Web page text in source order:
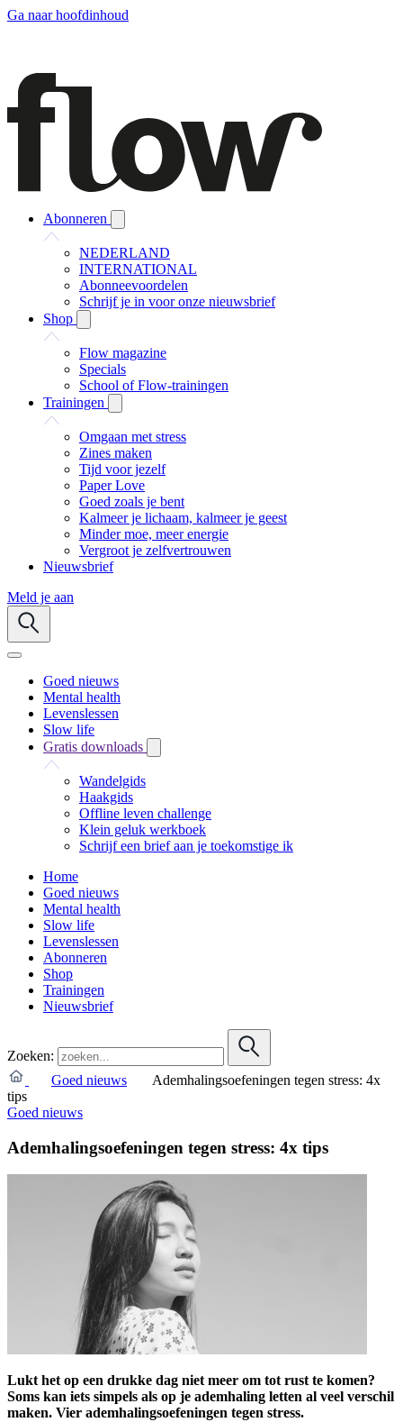
Ga naar hoofdinhoud
Abonneren
NEDERLAND
INTERNATIONAL
Abonneevoordelen
Schrijf je in voor onze nieuwsbrief
Shop
Flow magazine
Specials
School of Flow-trainingen
Trainingen
Omgaan met stress
Zines maken
Tijd voor jezelf
Paper Love
Goed zoals je bent
Kalmeer je lichaam, kalmeer je geest
Minder moe, meer energie
Vergroot je zelfvertrouwen
Nieuwsbrief
Meld je aan
Goed nieuws
Mental health
Levenslessen
Slow life
Gratis downloads
Wandelgids
Haakgids
Offline leven challenge
Klein geluk werkboek
Schrijf een brief aan je toekomstige ik
Home
Goed nieuws
Mental health
Slow life
Levenslessen
Abonneren
Shop
Trainingen
Nieuwsbrief
Zoeken:
Goed nieuws
Ademhalingsoefeningen tegen stress: 4x
tips
Goed nieuws
Ademhalingsoefeningen tegen stress: 4x tips
Lukt het op een drukke dag niet meer om tot rust te komen?
Soms kan iets simpels als op je ademhaling letten al veel verschil
maken. Vier ademhalingsoefeningen tegen stress.